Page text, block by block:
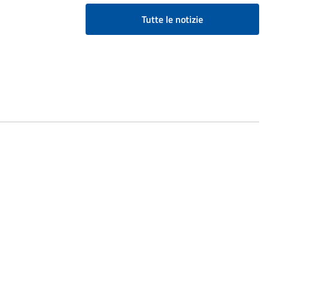
Tutte le notizie